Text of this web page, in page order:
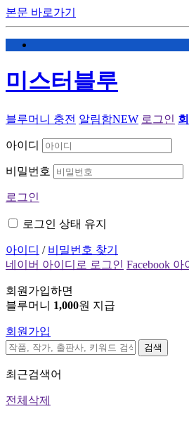
본문 바로가기
미스터블루
블루머니 충전 알림함NEW 로그인
아이디
비밀번호
로그인
로그인 상태 유지
아이디 / 비밀번호 찾기
네이버 아이디로 로그인 Facebook
회원가입하면
블루머니 1,000원 지급
회원가입
검색
최근검색어
전체삭제